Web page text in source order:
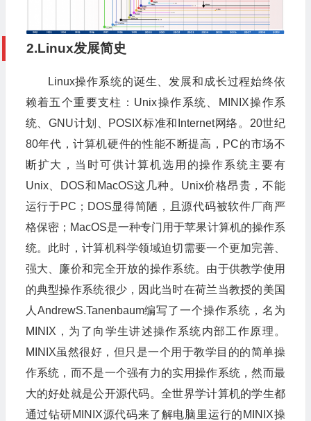
2.Linux发展简史
Linux操作系统的诞生、发展和成长过程始终依
赖着五个重要支柱：Unix操作系统、MINIX操作系
统、GNU计划、POSIX标准和Internet网络。20世纪
80年代，计算机硬件的性能不断提高，PC的市场不
断扩大，当时可供计算机选用的操作系统主要有
Unix、DOS和MacOS这几种。Unix价格昂贵，不能
运行于PC；DOS显得简陋，且源代码被软件厂商严
格保密；MacOS是一种专门用于苹果计算机的操作系
统。此时，计算机科学领域迫切需要一个更加完善、
强大、廉价和完全开放的操作系统。由于供教学使用
的典型操作系统很少，因此当时在荷兰当教授的美国
人AndrewS.Tanenbaum编写了一个操作系统，名为
MINIX，为了向学生讲述操作系统内部工作原理。
MINIX虽然很好，但只是一个用于教学目的的简单操
作系统，而不是一个强有力的实用操作系统，然而最
大的好处就是公开源代码。全世界学计算机的学生都
通过钻研MINIX源代码来了解电脑里运行的MINIX操